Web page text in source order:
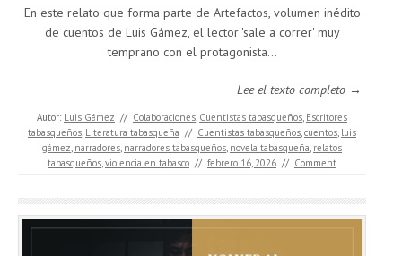
En este relato que forma parte de Artefactos, volumen inédito
de cuentos de Luis Gámez, el lector 'sale a correr' muy
temprano con el protagonista...
Lee el texto completo →
Autor: Luis Gámez // Colaboraciones Cuentistas tabasqueños Escritores
tabasqueños Literatura tabasqueña // Cuentistas tabasqueños cuentos luis
gámez narradores narradores tabasqueños novela tabasqueña relatos
tabasqueños violencia en tabasco // febrero 16, 2026 // Comment